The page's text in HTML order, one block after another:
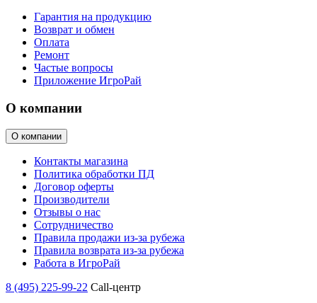
Гарантия на продукцию
Возврат и обмен
Оплата
Ремонт
Частые вопросы
Приложение ИгроРай
О компании
О компании
Контакты магазина
Политика обработки ПД
Договор оферты
Производители
Отзывы о нас
Сотрудничество
Правила продажи из-за рубежа
Правила возврата из-за рубежа
Работа в ИгроРай
8 (495) 225-99-22 Call-центр